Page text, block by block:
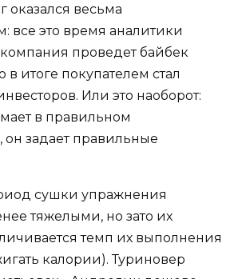
оказался весьма
все это время аналитики
проведет байбек
итоге покупателем стал
Или это наоборот:
в правильном
задает правильные
сушки упражнения
тяжелыми, но зато их
темп их выполнения
калории). Туриновер